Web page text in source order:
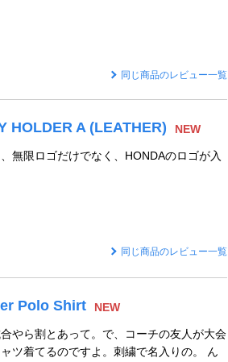
同じ商品のレビュー一覧
HOLDER A (LEATHER) NEW
無限ロゴだけでなく、HONDAのロゴが入
同じ商品のレビュー一覧
Polo Shirt NEW
やら割とあって。で、コーチの友人が大会
ツ着てるのですよ。刺繍で名入りの。 ん